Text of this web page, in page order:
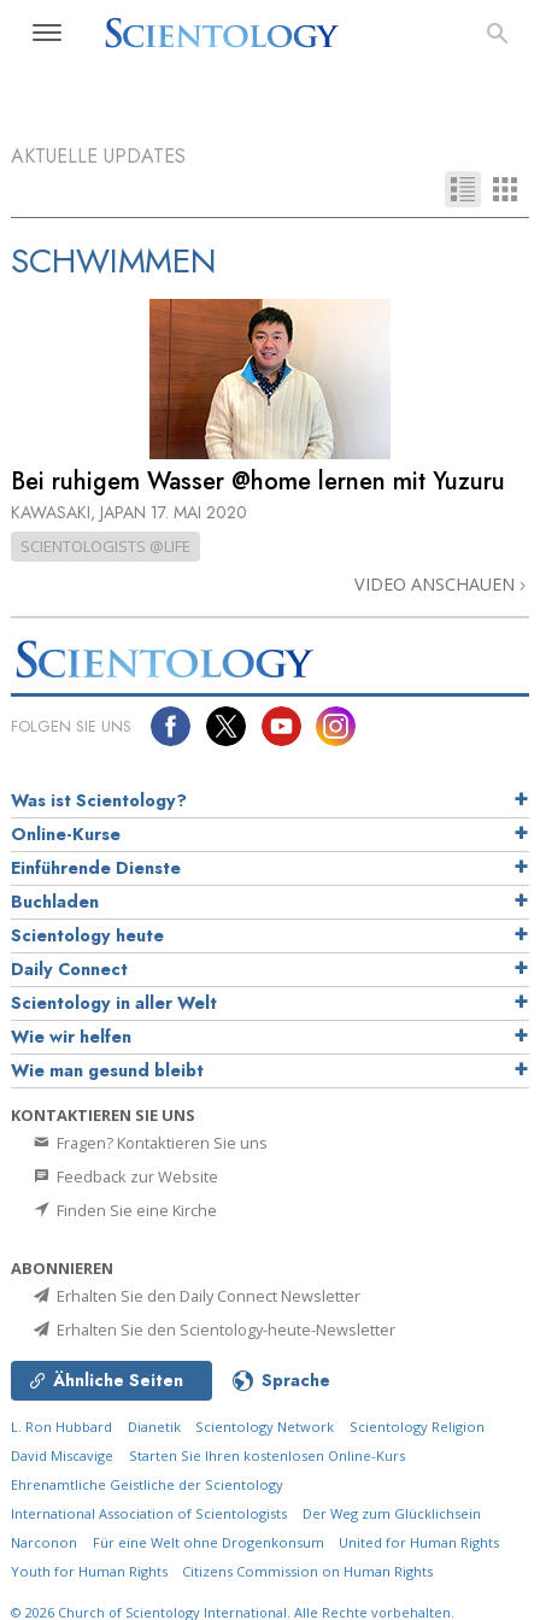
AKTUELLE UPDATES
SCHWIMMEN
Bei ruhigem Wasser @home lernen mit Yuzuru
KAWASAKI, JAPAN 17. MAI 2020
SCIENTOLOGISTS @LIFE
VIDEO ANSCHAUEN
FOLGEN SIE UNS
Was ist Scientology?
Online-Kurse
Einführende Dienste
Buchladen
Scientology heute
Daily Connect
Scientology in aller Welt
Wie wir helfen
Wie man gesund bleibt
KONTAKTIEREN SIE UNS
Fragen? Kontaktieren Sie uns
Feedback zur Website
Finden Sie eine Kirche
ABONNIEREN
Erhalten Sie den Daily Connect Newsletter
Erhalten Sie den Scientology-heute-Newsletter
Ähnliche Seiten Sprache
L. Ron Hubbard Dianetik Scientology Network
Scientology Religion
David Miscavige
Starten Sie Ihren kostenlosen Online-Kurs
Ehrenamtliche Geistliche der Scientology
International Association of Scientologists
Der Weg zum Glücklichsein
Narconon
Für eine Welt ohne Drogenkonsum
United for Human Rights
Youth for Human Rights
Citizens Commission on Human Rights
© 2026 Church of Scientology International. Alle Rechte vorbehalten.